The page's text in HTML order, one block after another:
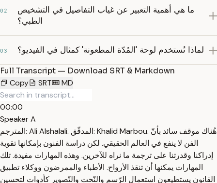
02
ما هي أهمية التعبير عن غياب التفاصيل في التشخيص
الطبي؟
03 لماذا تُستخدم لوحة 'المُدّة المطعونة' كمثال في الفيديو؟
Full Transcript — Download SRT & Markdown
Copy
SRT MD
00:00
Speaker A
المترجم: Ali Alshalali. المدقّق: Khalid Marbou. هُناك موقف سائد بأنّ
الفن لا ينفع في العالم الحقيقي. لكن دراسة الفنون بإمكانها تقوية
إدراكنا وقدرتنا على ترجمة ما نراه للآخرين. وهذه المهارات مفيدة. تلك
المهارات يمكنها أن تنقذ الأرواح. الأطباء والممرضون ووكلاء تطبيق
القانون يستطيعون استعمال الرّسم والنّحت والتّصوير كأدوات لتحسين